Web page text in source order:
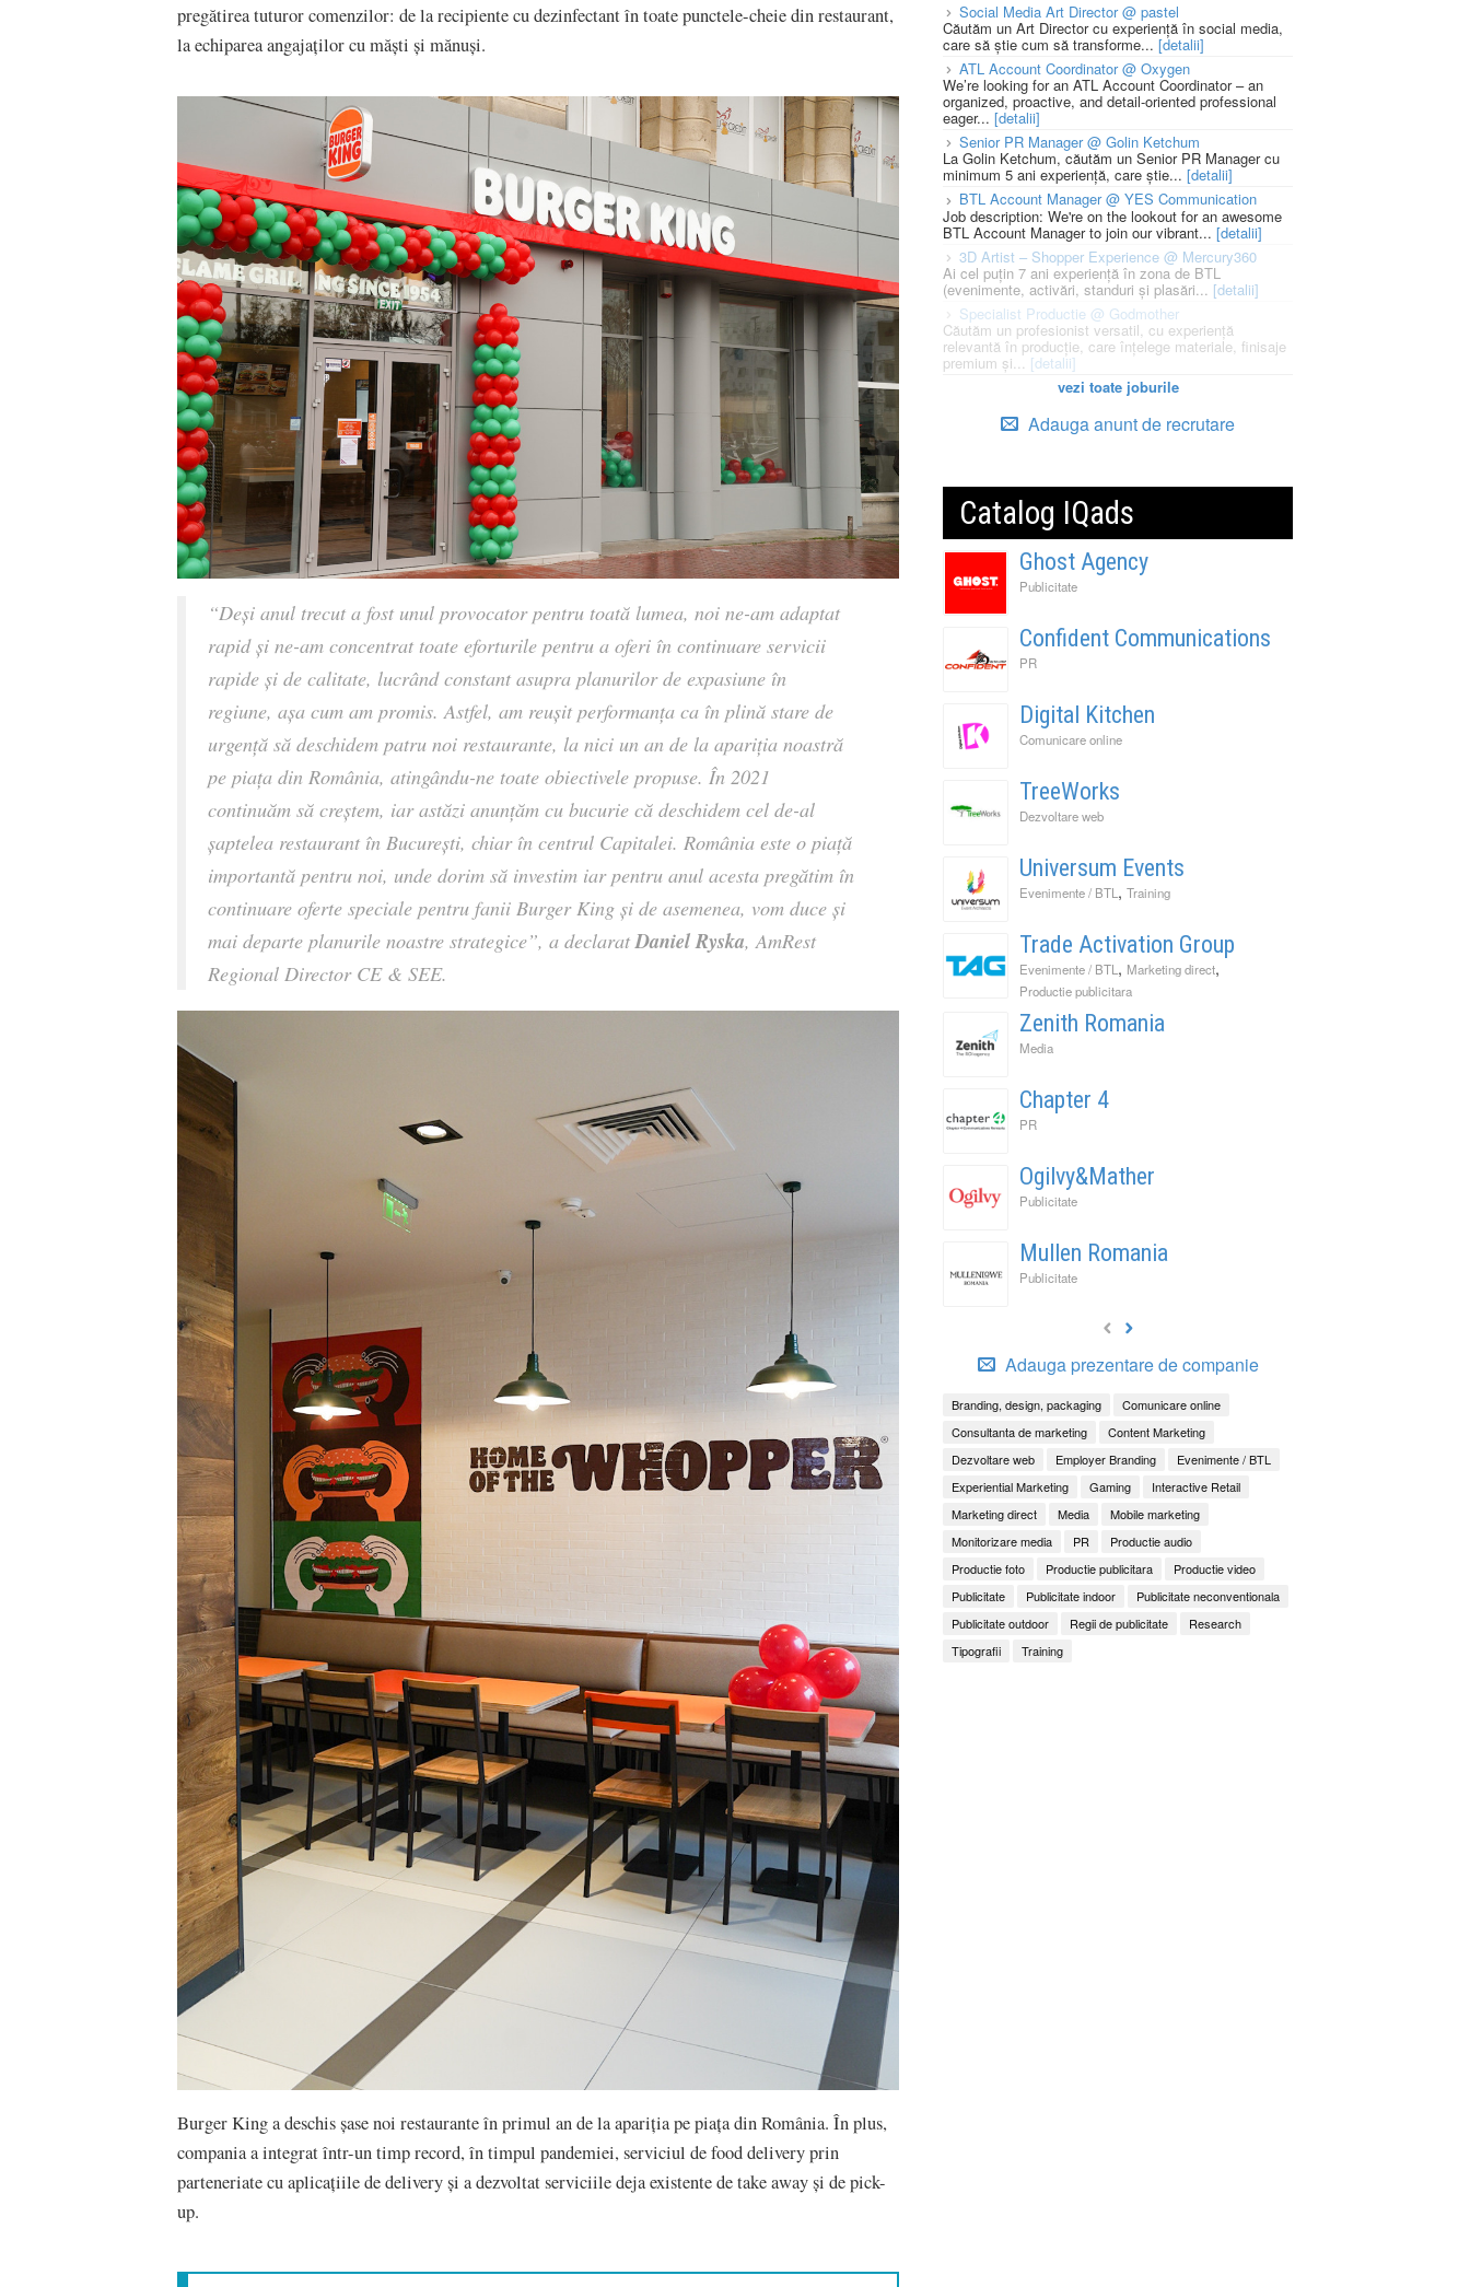
pregătirea tuturor comenzilor: de la recipiente cu dezinfectant în toate punctele-cheie din restaurant,
la echiparea angajaților cu măști și mănuși.
“Deși anul trecut a fost unul provocator pentru toată lumea, noi ne-am adaptat
rapid și ne-am concentrat toate eforturile pentru a oferi în continuare servicii
rapide și de calitate, lucrând constant asupra planurilor de expasiune în
regiune, așa cum am promis. Astfel, am reușit performanța ca în plină stare de
urgență să deschidem patru noi restaurante, la nici un an de la apariția noastră
pe piața din România, atingându-ne toate obiectivele propuse. În 2021
continuăm să creștem, iar astăzi anunțăm cu bucurie că deschidem cel de-al
șaptelea restaurant în București, chiar în centrul Capitalei. România este o piață
importantă pentru noi, unde dorim să investim iar pentru anul acesta pregătim în
continuare oferte speciale pentru fanii Burger King și de asemenea, vom duce și
mai departe planurile noastre strategice”, a declaratDaniel Ryska, AmRest
Regional Director CE & SEE.
Burger King a deschis șase noi restaurante în primul an de la apariția pe piața din România. În plus,
compania a integrat într-un timp record, în timpul pandemiei, serviciul de food delivery prin
parteneriate cu aplicațiile de delivery și a dezvoltat serviciile deja existente de take away și de pick-
up.
Social Media Art Director @ pastel
Căutăm un Art Director cu experiență în social media,
care să știe cum să transforme... [detalii]
ATL Account Coordinator @ Oxygen
We’re looking for an ATL Account Coordinator – an
organized, proactive, and detail-oriented professional
eager... [detalii]
Senior PR Manager @ Golin Ketchum
La Golin Ketchum, căutăm un Senior PR Manager cu
minimum 5 ani experiență, care știe... [detalii]
BTL Account Manager @ YES Communication
Job description: We're on the lookout for an awesome
BTL Account Manager to join our vibrant... [detalii]
3D Artist – Shopper Experience @ Mercury360
Ai cel puțin 7 ani experiență în zona de BTL
(evenimente, activări, standuri și plasări... [detalii]
Specialist Productie @ Godmother
Căutăm un profesionist versatil, cu experiență
relevantă în producție, care înțelege materiale, finisaje
premium și... [detalii]
vezi toate joburile
Adauga anunt de recrutare
Catalog IQads
Ghost Agency
Publicitate
Confident Communications
PR
Digital Kitchen
Comunicare online
TreeWorks
Dezvoltare web
Universum Events
Evenimente / BTL , Training
Trade Activation Group
Evenimente / BTL , Marketing direct,
Productie publicitara
Zenith Romania
Media
Chapter 4
PR
Ogilvy&Mather
Publicitate
Mullen Romania
Publicitate
Adauga prezentare de companie
Branding, design, packaging
Comunicare online
Consultanta de marketing
Content Marketing
Dezvoltare web
Employer Branding
Evenimente / BTL
Experiential Marketing
Gaming
Interactive Retail
Marketing direct
Media
Mobile marketing
Monitorizare media
PR
Productie audio
Productie foto
Productie publicitara
Productie video
Publicitate
Publicitate indoor
Publicitate neconventionala
Publicitate outdoor
Regii de publicitate
Research
Tipografii
Training